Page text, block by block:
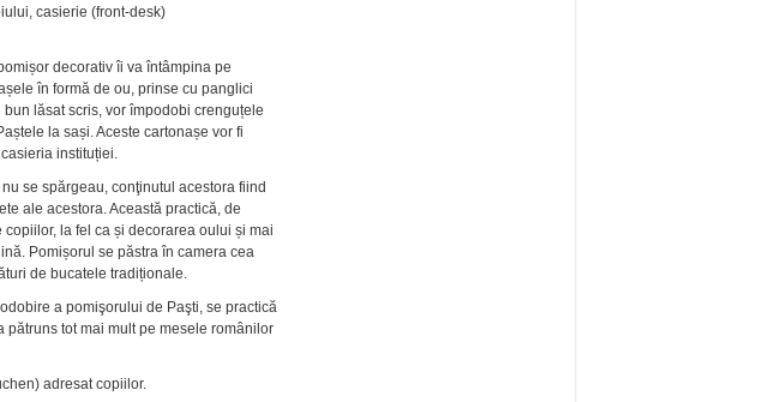
casierie (front-desk)
decorativ îi va întâmpina pe
în formă de ou, prinse cu panglici
lăsat scris, vor împodobi crenguțele
la sași. Aceste cartonașe vor fi
instituției.
se spărgeau, conţinutul acestora fiind
ale acestora. Această practică, de
la fel ca și decorarea oului și mai
Pomișorul se păstra în camera cea
de bucatele tradiționale.
a pomişorului de Paşti, se practică
pătruns tot mai mult pe mesele românilor
adresat copiilor.